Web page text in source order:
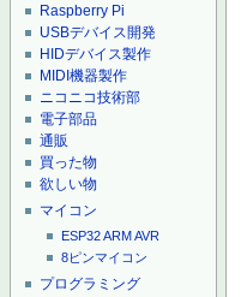
Raspberry Pi
USBデバイス開発
HIDデバイス製作
MIDI機器製作
ニコニコ技術部
電子部品
通販
買った物
欲しい物
マイコン
ESP32ARMAVR
8ピンマイコン
プログラミング